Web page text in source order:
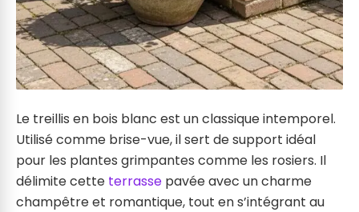
Le treillis en bois blanc est un classique intemporel.
Utilisé comme brise-vue, il sert de support idéal
pour les plantes grimpantes comme les rosiers. Il
délimite cette terrasse pavée avec un charme
champêtre et romantique, tout en s’intégrant au